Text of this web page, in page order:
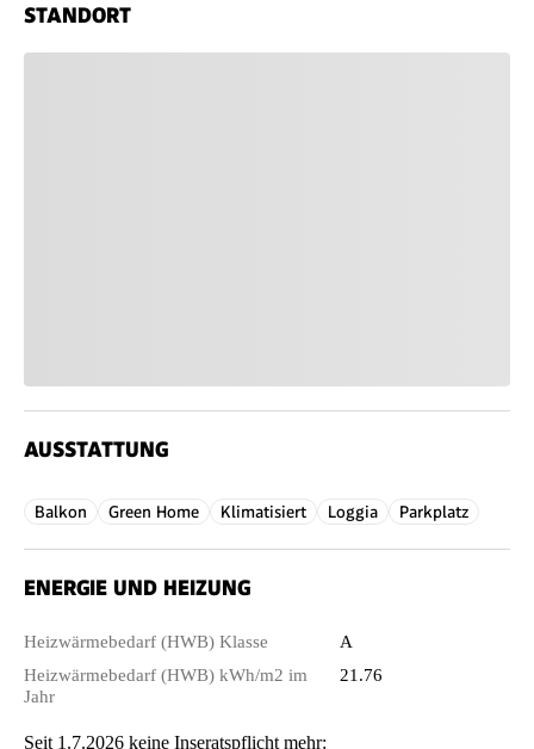
STANDORT
AUSSTATTUNG
Balkon Green Home Klimatisiert Loggia Parkplatz
ENERGIE UND HEIZUNG
Heizwärmebedarf (HWB) Klasse
A
Heizwärmebedarf (HWB) kWh/m2 im
Jahr
21.76
Seit 1.7.2026 keine Inseratspflicht mehr: